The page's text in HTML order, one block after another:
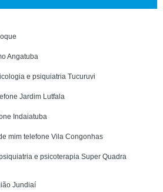
Angatuba
e psiquiatria Tucuruvi
Jardim Lutfala
Indaiatuba
mim telefone Vila Congonhas
e psicoterapia Super Quadra
Jundiaí